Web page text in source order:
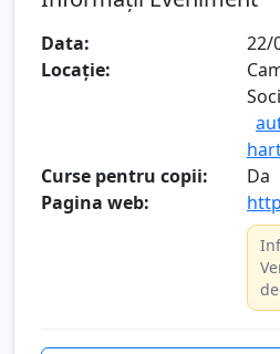
Data:
22/
Locație:
Curse pentru copii:
Da
Pagina web: